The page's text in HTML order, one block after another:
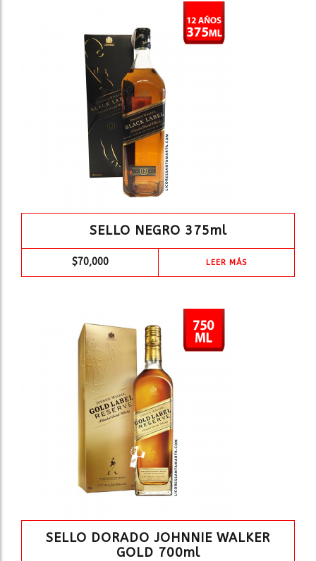
SELLO NEGRO 375ml
$70,000 LEER MÁS
SELLO DORADO JOHNNIE WALKER
GOLD 700ml